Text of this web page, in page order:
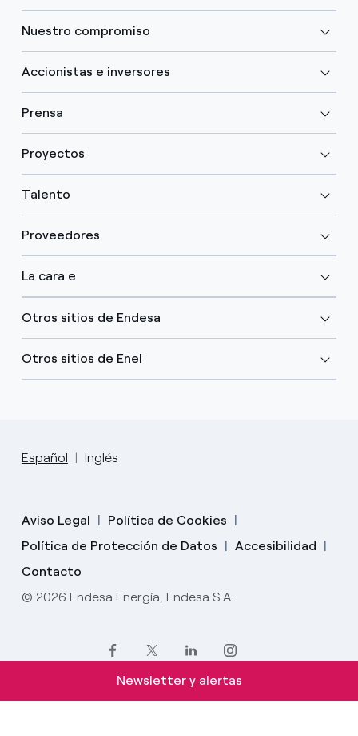
Nuestro compromiso
Accionistas e inversores
Prensa
Proyectos
Talento
Proveedores
La cara e
Otros sitios de Endesa
Otros sitios de Enel
Español Inglés
Aviso Legal
Política de Cookies
Política de Protección de Datos
Accesibilidad
Contacto
© 2026 Endesa Energía, Endesa S.A.
Newsletter y alertas